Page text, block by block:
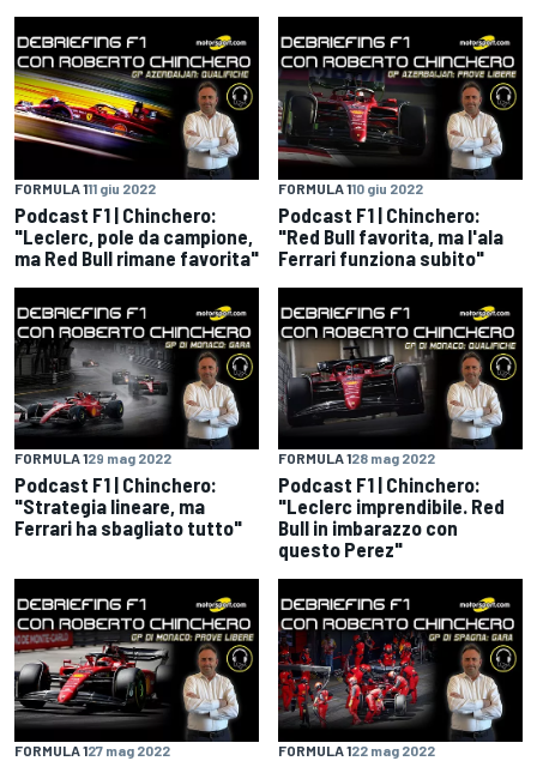
FORMULA 111 giu 2022
Podcast F1 | Chinchero:
"Leclerc, pole da campione,
ma Red Bull rimane favorita"
FORMULA 110 giu 2022
Podcast F1 | Chinchero:
"Red Bull favorita, ma l'ala
Ferrari funziona subito"
FORMULA 129 mag 2022
Podcast F1 | Chinchero:
"Strategia lineare, ma
Ferrari ha sbagliato tutto"
FORMULA 128 mag 2022
Podcast F1 | Chinchero:
"Leclerc imprendibile. Red
Bull in imbarazzo con
questo Perez"
FORMULA 127 mag 2022 FORMULA 122 mag 2022